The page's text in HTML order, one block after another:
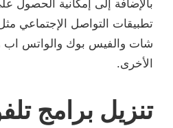
بالإضافة إلى إمكانية الحصول
تطبيقات التواصل الإجتماعي
شات والفيس بوك والواتس اب
الأخرى.
تنزيل برامج